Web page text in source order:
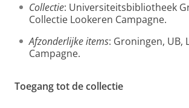
Collectie: Universiteitsbibliotheek
Collectie Lookeren Campagne.
Afzonderlijke items: Groningen, UB,
Campagne.
Toegang tot de collectie